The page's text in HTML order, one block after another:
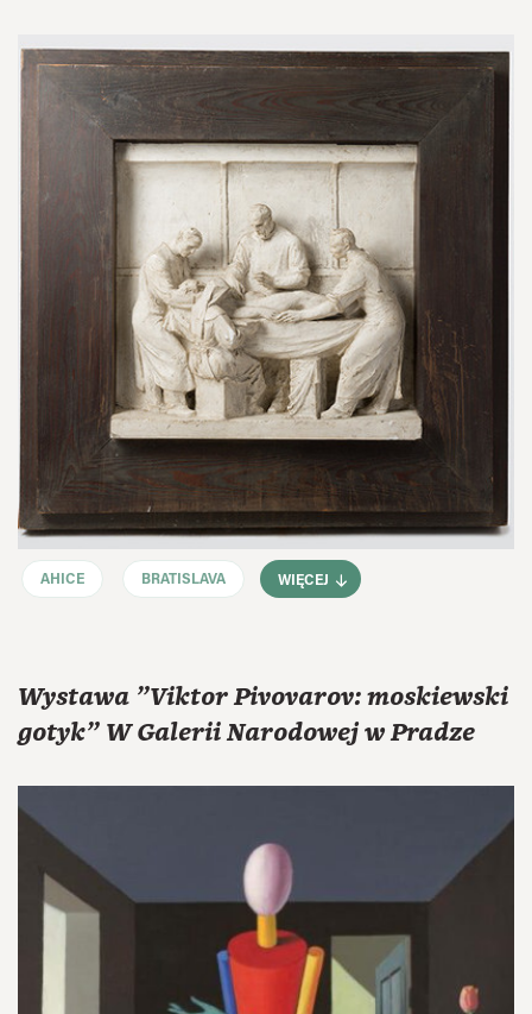
AHICE BRATISLAVA WIĘCEJ
Wystawa "Viktor Pivovarov: moskiewski
gotyk" W Galerii Narodowej w Pradze